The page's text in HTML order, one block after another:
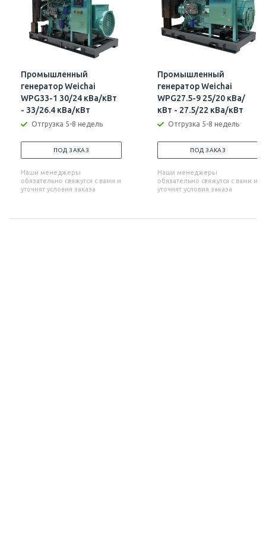
Промышленный
генератор Weichai
WPG33-1 30/24 кВа/кВт
- 33/26.4 кВа/кВт
Отгрузка 5-8 недель
ПОД ЗАКАЗ
Наши менеджеры
обязательно свяжутся с вами и
уточнят условия заказа
Промышленный
генератор Weichai
WPG27.5-9 25/20 кВа/
кВт - 27.5/22 кВа/кВт
Отгрузка 5-8 недель
ПОД ЗАКАЗ
Наши менеджеры
обязательно свяжутся с вами и
уточнят условия заказа